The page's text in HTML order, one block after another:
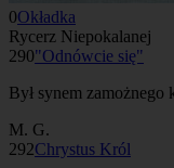
0Okładka
Rycerz Niepokalanej
290"Odnówcie się"
Był synem
M. G.
292Chrystus Król